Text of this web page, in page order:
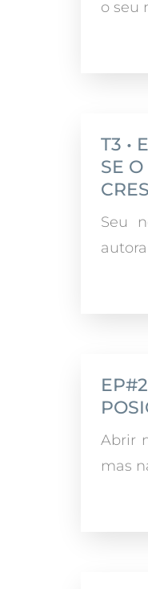
o seu
T3 •
SE
Seu
Abrir
mas